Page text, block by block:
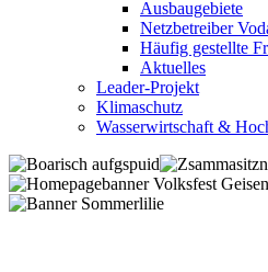
Ausbaugebiete
Netzbetreiber
Häufig gestellte
Aktuelles
Leader-Projekt
Klimaschutz
Wasserwirtschaft &